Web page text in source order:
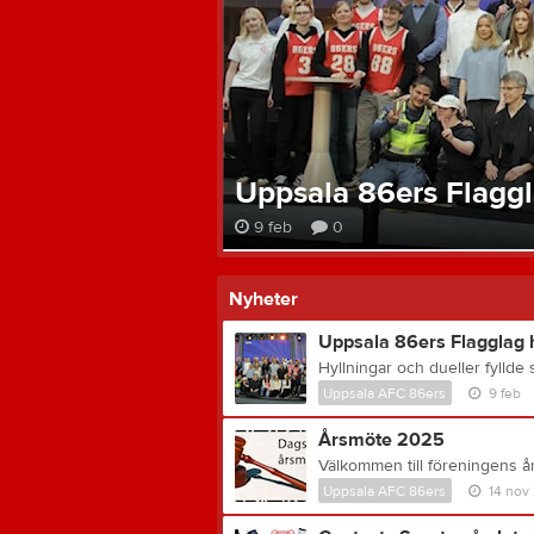
Uppsala 86ers
9 feb 0
Nyheter
Uppsala 86ers Flagglag
Uppsala AFC 86ers 9 feb
Årsmöte 2025
Uppsala AFC 86ers 14